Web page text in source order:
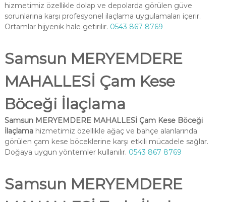
hizmetimiz özellikle dolap ve depolarda görülen güve
sorunlarına karşı profesyonel ilaçlama uygulamaları içerir.
Ortamlar hijyenik hale getirilir. 0543 867 8769
Samsun MERYEMDERE
MAHALLESİ Çam Kese
Böceği İlaçlama
Samsun MERYEMDERE MAHALLESİ Çam Kese Böceği
İlaçlamahizmetimiz özellikle ağaç ve bahçe alanlarında
görülen çam kese böceklerine karşı etkili mücadele sağlar.
Doğaya uygun yöntemler kullanılır. 0543 867 8769
Samsun MERYEMDERE